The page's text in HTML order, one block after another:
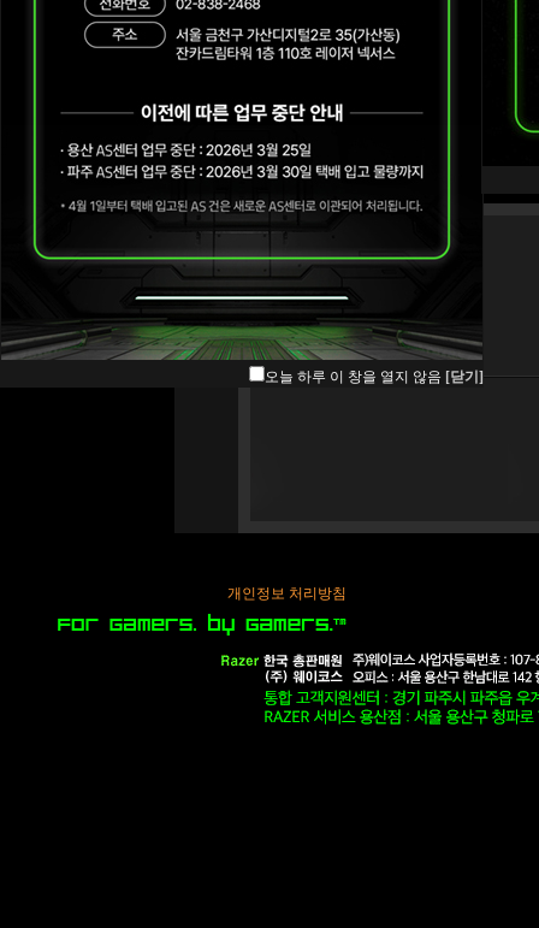
오늘 하루 이 창을 열지 않음 [닫기]
개인정보 처리방침